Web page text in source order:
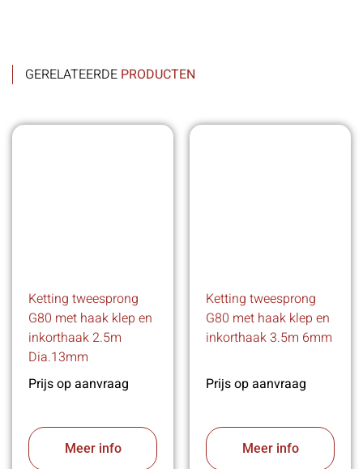
GERELATEERDE PRODUCTEN
Ketting tweesprong
G80 met haak klep en
inkorthaak 2.5m
Dia.13mm
Prijs op aanvraag
Meer info
Ketting tweesprong
G80 met haak klep en
inkorthaak 3.5m 6mm
Prijs op aanvraag
Meer info